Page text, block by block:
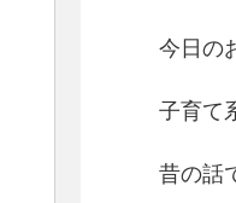
今日の
子育て
昔の話